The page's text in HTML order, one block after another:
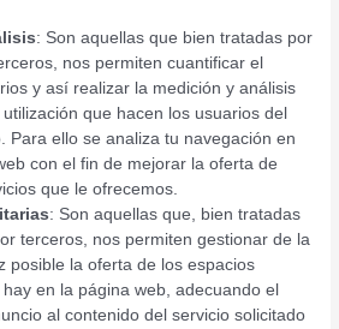
: Son aquellas que bien tratadas por
nos permiten cuantificar el
y así realizar la medición y análisis
que hacen los usuarios del
Para ello se analiza tu navegación en
con el fin de mejorar la oferta de
que le ofrecemos.
: Son aquellas que, bien tratadas
terceros, nos permiten gestionar de la
posible la oferta de los espacios
en la página web, adecuando el
al contenido del servicio solicitado